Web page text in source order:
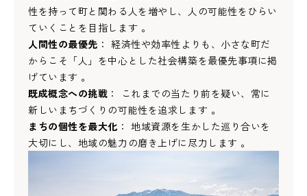
性を持って町と関わる人を増やし、人の可能性をひらい
ていくことを目指します 。
人間性の最優先 ： 経済性や効率性よりも、小さな町だ
からこそ「人」を中心とした社会構築を最優先事項に掲
げています 。
既成概念への挑戦 ： これまでの当たり前を疑い、常に
新しいまちづくりの可能性を追求します 。
まちの個性を最大化 ： 地域資源を生かした巡り合いを
大切にし、地域の魅力の磨き上げに尽力します 。